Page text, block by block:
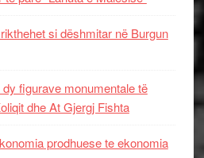
si dëshmitar në Burgun
figurave monumentale të
dhe At Gjergj Fishta
prodhuese te ekonomia